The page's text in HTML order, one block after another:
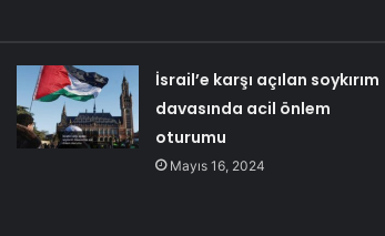
İsrail’e karşı açılan soykırım
davasında acil önlem
oturumu
Mayıs 16, 2024